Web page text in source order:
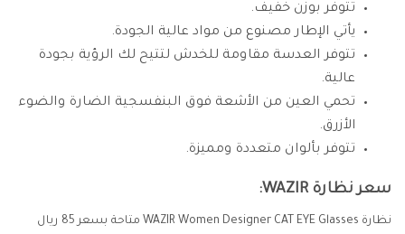
تتوفر بوزن خفيف.
يأتي الإطار مصنوع من مواد عالية الجودة.
تتوفر العدسة مقاومة للخدش لتتيح لك الرؤية بجودة
عالية.
تحمي العين من الأشعة فوق البنفسجية الضارة والضوء
الأزرق.
تتوفر بألوان متعددة ومميزة.
سعر نظارة WAZIR:
نظارة WAZIR Women Designer CAT EYE Glasses متاحة بسعر 85 ريال